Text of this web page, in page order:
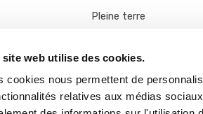
site web utilise des cookies.
cookies nous permettent de
relatives aux médias
Pleine terre
Vivaces
Outils et accessoires